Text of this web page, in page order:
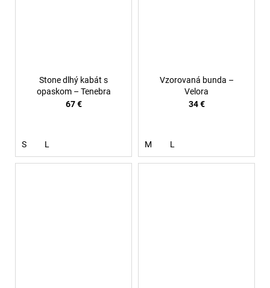
Stone dlhý kabát s
opaskom – Tenebra
67 €
S L
Vzorovaná bunda –
Velora
34 €
M L